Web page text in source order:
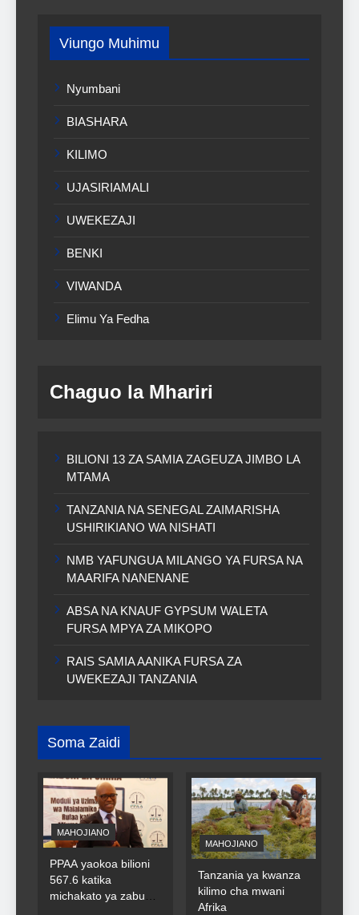
Viungo Muhimu
Nyumbani
BIASHARA
KILIMO
UJASIRIAMALI
UWEKEZAJI
BENKI
VIWANDA
Elimu Ya Fedha
Chaguo la Mhariri
BILIONI 13 ZA SAMIA ZAGEUZA JIMBO LA
MTAMA
TANZANIA NA SENEGAL ZAIMARISHA
USHIRIKIANO WA NISHATI
NMB YAFUNGUA MILANGO YA FURSA NA
MAARIFA NANENANE
ABSA NA KNAUF GYPSUM WALETA
FURSA MPYA ZA MIKOPO
RAIS SAMIA AANIKA FURSA ZA
UWEKEZAJI TANZANIA
Soma Zaidi
MAHOJIANO
PPAA yaokoa bilioni
567.6 katika
michakato ya zabuni
MAHOJIANO
Tanzania ya kwanza
kilimo cha mwani
Afrika